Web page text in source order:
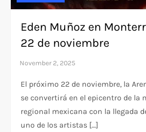
Eden Muñoz en
22 de noviembre
El próximo 22 de noviembre, la
se convertirá en el epicentro de la
regional mexicana con la llegada
uno de los artistas […]